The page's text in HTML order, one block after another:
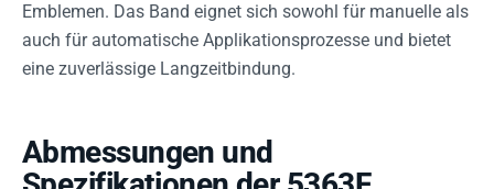
Emblemen. Das Band eignet sich sowohl für manuelle als
auch für automatische Applikationsprozesse und bietet
eine zuverlässige Langzeitbindung.
Abmessungen und